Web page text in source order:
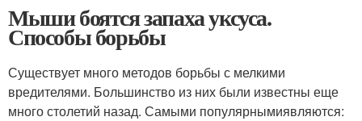
Мыши боятся запаха уксуса.
Способы борьбы
Существует много методов борьбы с мелкими
вредителями. Большинство из них были известны еще
много столетий назад. Самыми популярнымиявляются: